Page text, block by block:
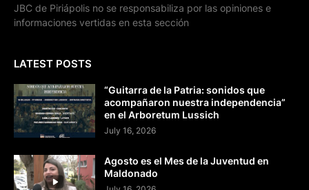
JBC de Piriápolis no se responsabiliza por las opiniones e
informaciones vertidas en esta sección
LATEST POSTS
“Guitarra de la Patria: sonidos que
acompañaron nuestra independencia”
en el Arboretum Lussich
July 16, 2026
Agosto es el Mes de la Juventud en
Maldonado